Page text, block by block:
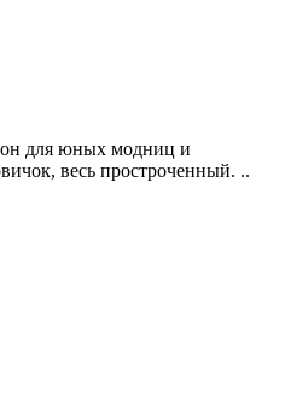
для юных модниц и
весь простроченный. ..